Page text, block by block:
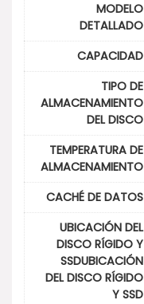
MODELO
DETALLADO
CAPACIDAD
TIPO DE
ALMACENAMIENTO
DEL DISCO
TEMPERATURA DE
ALMACENAMIENTO
CACHÉ DE DATOS
UBICACIÓN DEL
DISCO RÍGIDO Y
SSDUBICACIÓN
DEL DISCO RÍGIDO
Y SSD